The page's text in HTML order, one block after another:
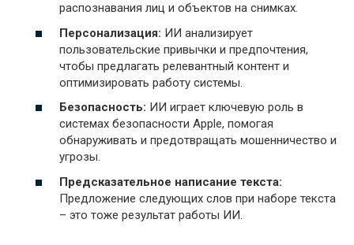
распознавания лиц и объектов на снимках.
Персонализация: ИИ анализирует
пользовательские привычки и предпочтения,
чтобы предлагать релевантный контент и
оптимизировать работу системы.
Безопасность: ИИ играет ключевую роль в
системах безопасности Apple, помогая
обнаруживать и предотвращать мошенничество и
угрозы.
Предсказательное написание текста:
Предложение следующих слов при наборе текста
– это тоже результат работы ИИ.